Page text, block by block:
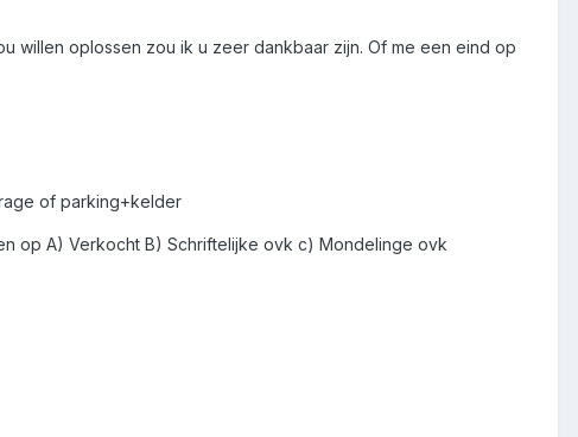
willen oplossen zou ik u zeer dankbaar zijn. Of me een eind op
of parking+kelder
op A) Verkocht B) Schriftelijke ovk c) Mondelinge ovk